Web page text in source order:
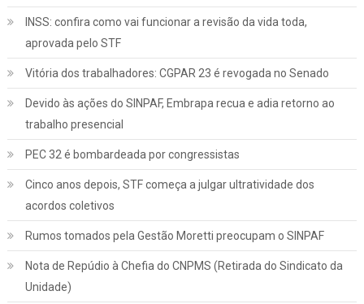
INSS: confira como vai funcionar a revisão da vida toda,
aprovada pelo STF
Vitória dos trabalhadores: CGPAR 23 é revogada no Senado
Devido às ações do SINPAF, Embrapa recua e adia retorno ao
trabalho presencial
PEC 32 é bombardeada por congressistas
Cinco anos depois, STF começa a julgar ultratividade dos
acordos coletivos
Rumos tomados pela Gestão Moretti preocupam o SINPAF
Nota de Repúdio à Chefia do CNPMS (Retirada do Sindicato da
Unidade)